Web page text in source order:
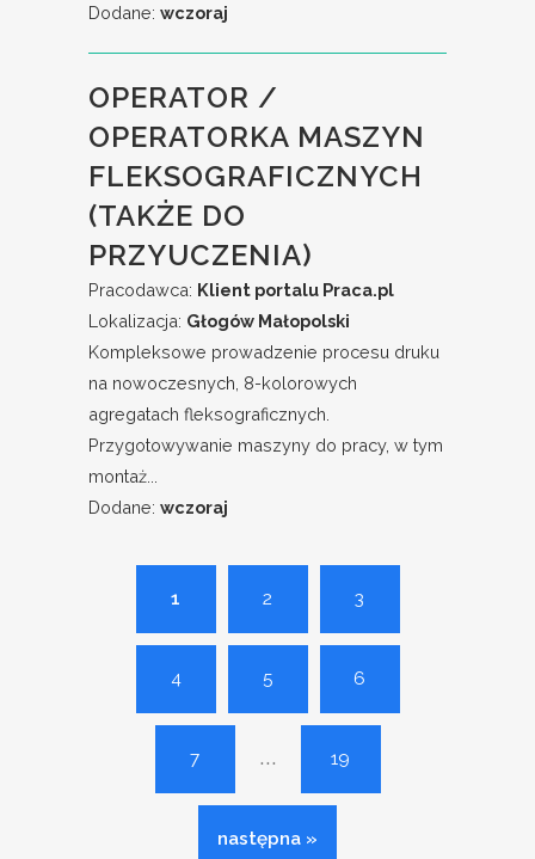
Dodane: wczoraj
OPERATOR /
OPERATORKA MASZYN
FLEKSOGRAFICZNYCH
(TAKŻE DO
PRZYUCZENIA)
Pracodawca: Klient portalu Praca.pl
Lokalizacja: Głogów Małopolski
Kompleksowe prowadzenie procesu druku
na nowoczesnych, 8-kolorowych
agregatach fleksograficznych.
Przygotowywanie maszyny do pracy, w tym
montaż...
Dodane: wczoraj
1 2 3
4 5 6
7 ... 19
następna »